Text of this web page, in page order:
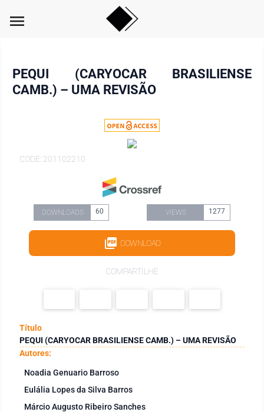
menu
PEQUI (CARYOCAR BRASILIENSE
CAMB.) – UMA REVISÃO
CODE: 201102210
DOWNLOADS 60 VIEWS 1277
DOWNLOAD
COMPARTILHE
Título
PEQUI (CARYOCAR BRASILIENSE CAMB.) – UMA REVISÃO
Autores:
Noadia Genuario Barroso
Eulália Lopes da Silva Barros
Márcio Augusto Ribeiro Sanches